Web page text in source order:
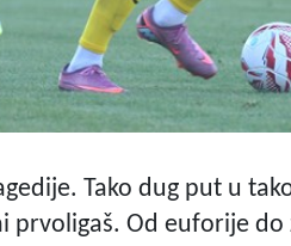
Tako dug put u
Od euforije